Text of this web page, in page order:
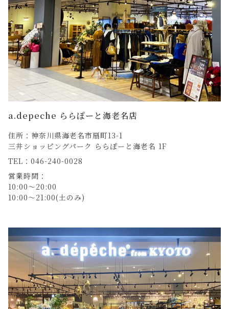
a.depeche ららぽーと海老名店
住所：神奈川県海老名市扇町13-1
三井ショッピングパーク ららぽーと海老名 1F
TEL：046-240-0028
営業時間：
10:00～20:00
10:00～21:00(土のみ)